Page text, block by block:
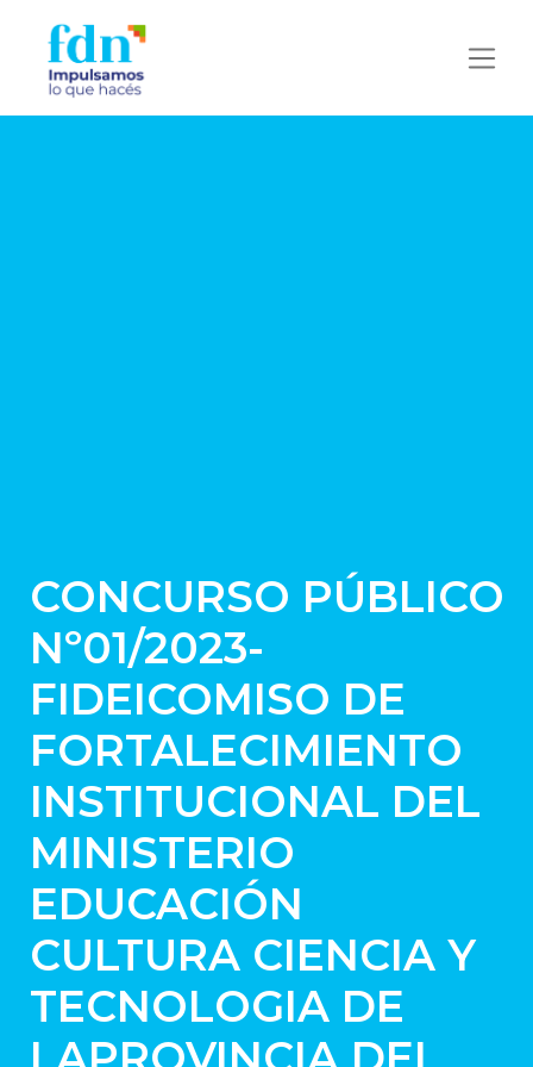
CONCURSO PÚBLICO
Nº01/2023-
FIDEICOMISO DE
FORTALECIMIENTO
INSTITUCIONAL DEL
MINISTERIO
EDUCACIÓN
CULTURA CIENCIA Y
TECNOLOGIA DE